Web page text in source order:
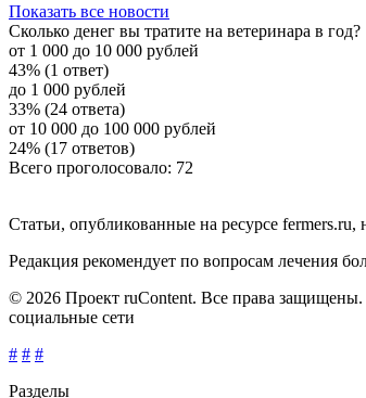
Показать все новости
Сколько денег вы тратите на ветеринара в год?
от 1 000 до 10 000 рублей
43% (1 ответ)
до 1 000 рублей
33% (24 ответа)
от 10 000 до 100 000 рублей
24% (17 ответов)
Всего проголосовало: 72
Статьи, опубликованные на ресурсе
Редакция рекомендует по вопросам лечения
© 2026 Проект ruContent. Все права защищены.
социальные сети
# # #
Разделы